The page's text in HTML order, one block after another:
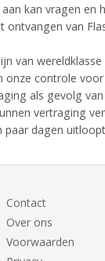
kan vragen en
ontvangen van
van wereldklasse
onze controle
als gevolg
vertraging
paar dagen
Contact
Over ons
Voorwaarden